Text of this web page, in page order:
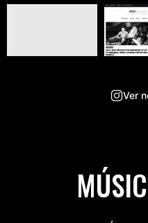
Ver